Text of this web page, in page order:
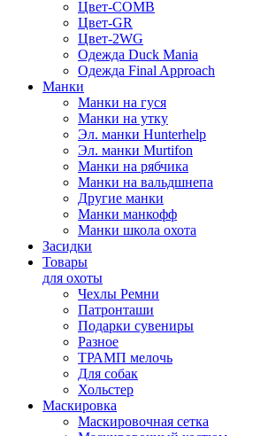
Цвет-COMB
Цвет-GR
Цвет-2WG
Одежда Duck Mania
Одежда Final Approach
Манки
Манки на гуся
Манки на утку
Эл. манки Hunterhelp
Эл. манки Murtifon
Манки на рябчика
Манки на вальдшнепа
Другие манки
Манки манкофф
Манки школа охота
Засидки
Товары
для охоты
Чехлы Ремни
Патронташи
Подарки сувениры
Разное
ТРАМП мелочь
Для собак
Хольстер
Маскировка
Маскировочная сетка